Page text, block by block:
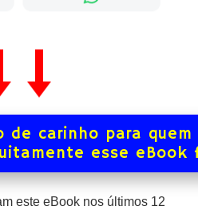
de carinho para
esse
este eBook nos últimos 12